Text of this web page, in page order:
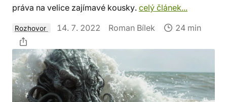
práva na velice zajímavé kousky. celý článek...
Rozhovor 14. 7. 2022 Roman Bílek 24 min